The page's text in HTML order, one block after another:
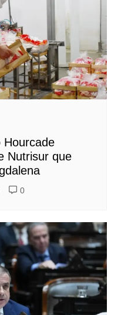
Hourcade
Nutrisur que
0